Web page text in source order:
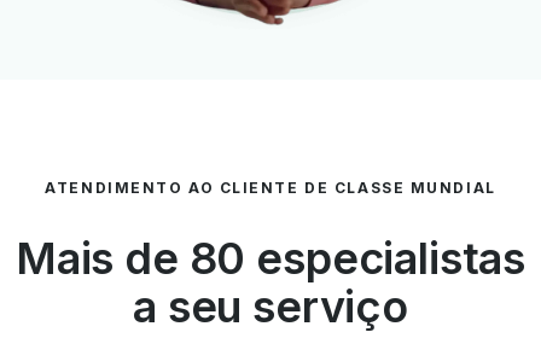
ATENDIMENTO AO CLIENTE DE CLASSE MUNDIAL
Mais de 80 especialistas
a seu serviço